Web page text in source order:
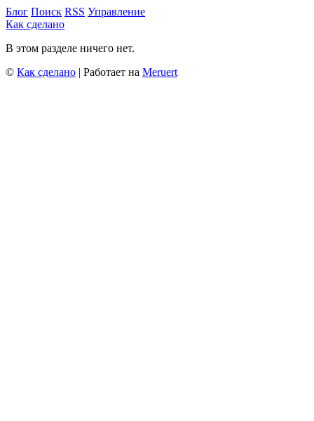
Блог Поиск RSS Управление
Как сделано
В этом разделе ничего нет.
© Как сделано | Работает на Meruert